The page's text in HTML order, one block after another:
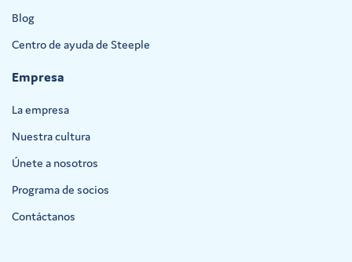
Blog
Centro de ayuda de Steeple
Empresa
La empresa
Nuestra cultura
Únete a nosotros
Programa de socios
Contáctanos